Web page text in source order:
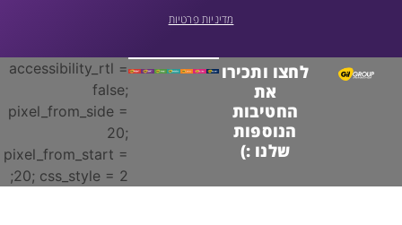
מדיניות פרטיות
לחצו ותכירו
החטיבות
הנוספות
שלנו :)
accessibility_rtl =
pixel_from_side =
pixel_from_start =
20; css_style = 2;